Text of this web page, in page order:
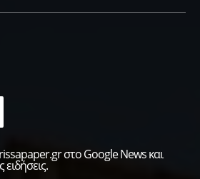
στο Google News και
ειδήσεις.